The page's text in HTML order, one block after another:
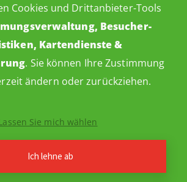
Datenschutz
Cookie-Einstellungen
Erfurt·Webdesign: ideenwert
Cookies und Drittanbieter-Tools
Besucher-
Kartendienste &
. Sie können Ihre Zustimmung
ändern oder zurückziehen.
Sie mich wählen
Ich lehne ab